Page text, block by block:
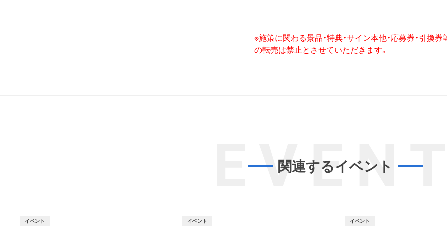
※施策に関わる景品・特典・サイン本他・応募券・引換
の転売は禁止とさせていただきます。
関連するイベント
イベント イベント イベント